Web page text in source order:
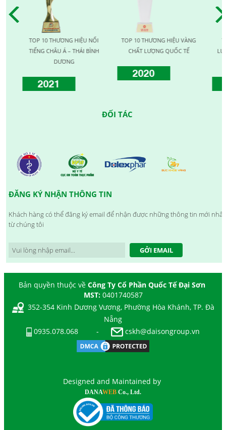
TOP 10 THƯƠNG HIỆU NỔI
TIẾNG CHÂU Á – THÁI BÌNH
DƯƠNG
2021
TOP 10 THƯƠNG HIỆU VÀNG
CHẤT LƯỢNG QUỐC TẾ
2020
TOP
ĐỐI TÁC
ĐĂNG KÝ NHẬN THÔNG TIN
Khách hàng có thể đăng ký email để nhận được những thông tin mới nhất
từ chúng tôi
GỞI EMAIL
Bản quyền thuộc về Công Ty Cổ Phần Quốc Tế Đại Sơn
MST: 0401740587
352-354 Kinh Dương Vương, Phường Hòa Khánh, TP. Đà
Nẵng
0935.078.068
- cskh@daisongroup.vn
Designed and Maintained by
DANAWEB Co., Ltd.